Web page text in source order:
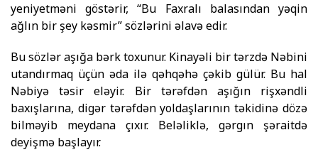
yeniyetməni göstərir, “Bu Faxralı balasından yəqin
ağlın bir şey kəsmir” sözlərini əlavə edir.
Bu sözlər aşığa bərk toxunur. Kinayəli bir tərzdə Nəbini
utandırmaq üçün əda ilə qəhqəhə çəkib gülür. Bu hal
Nəbiyə təsir eləyir. Bir tərəfdən aşığın rişxəndli
baxışlarına, digər tərəfdən yoldaşlarının təkidinə dözə
bilməyib meydana çıxır. Beləliklə, gərgın şəraitdə
deyişmə başlayır.